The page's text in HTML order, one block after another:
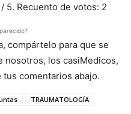
/ 5. Recuento de votos: 2
compártelo para que se
nosotros, los casiMedicos,
tus comentarios abajo.
TRAUMATOLOGÍA